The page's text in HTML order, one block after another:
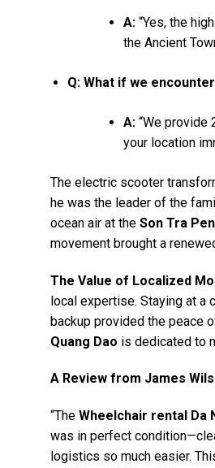
A:“Yes, the
the Ancient
Q: What if we
A:“We provide
your location
The electric scooter
he was the leader of the
ocean air at the Son Tra
movement brought a
The Value of Localized
local expertise. Staying at a
backup provided the peace
Quang Dao is dedicated to
A Review from James
“The Wheelchair rental Da
was in perfect
logistics so much easier.